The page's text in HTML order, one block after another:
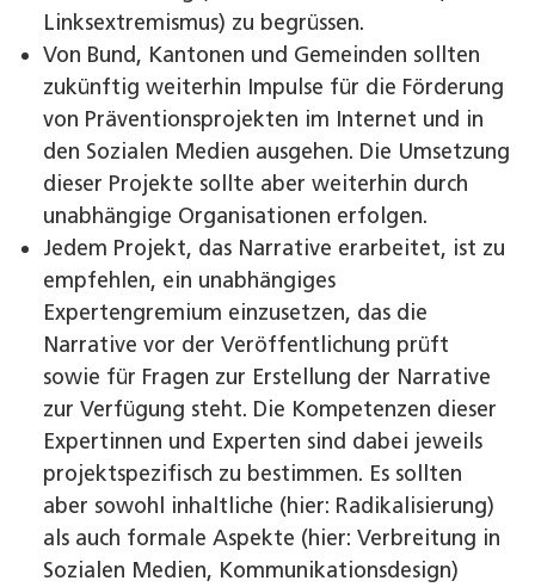
Linksextremismus) zu begrüssen.
Von Bund, Kantonen und Gemeinden sollten
zukünftig weiterhin Impulse für die Förderung
von Präventionsprojekten im Internet und in
den Sozialen Medien ausgehen. Die Umsetzung
dieser Projekte sollte aber weiterhin durch
unabhängige Organisationen erfolgen.
Jedem Projekt, das Narrative erarbeitet, ist zu
empfehlen, ein unabhängiges
Expertengremium einzusetzen, das die
Narrative vor der Veröffentlichung prüft
sowie für Fragen zur Erstellung der Narrative
zur Verfügung steht. Die Kompetenzen dieser
Expertinnen und Experten sind dabei jeweils
projektspezifisch zu bestimmen. Es sollten
aber sowohl inhaltliche (hier: Radikalisierung)
als auch formale Aspekte (hier: Verbreitung in
Sozialen Medien, Kommunikationsdesign)